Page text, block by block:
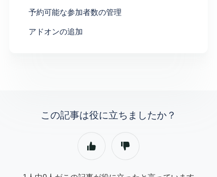
予約可能な参加者数の管理
アドオンの追加
この記事は役に立ちましたか？